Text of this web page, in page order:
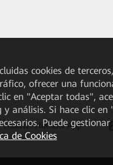
Huawei HiKnow App
cookies de
ofrecer una
en "Aceptar todas",
análisis. Si hace clic
Puede
de Cookies